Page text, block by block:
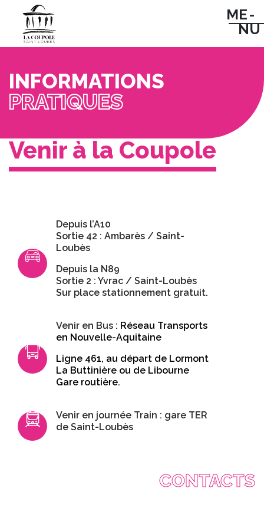
ME -
NU
INFORMATIONS
PRATIQUES
Venir à la Coupole
Depuis l’A10
Sortie 42 : Ambarès / Saint-
Loubès
Depuis la N89
Sortie 2 : Yvrac / Saint-Loubès
Sur place stationnement gratuit.
Venir en Bus : Réseau Transports
en Nouvelle-Aquitaine
Ligne 461, au départ de Lormont
La Buttinière ou de Libourne
Gare routière.
Venir en journée Train : gare TER
de Saint-Loubès
CONTACTS